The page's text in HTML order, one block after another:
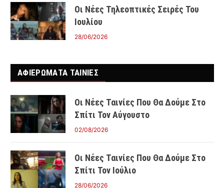
Οι Νέες Τηλεοπτικές Σειρές Του
Ιουλίου
28/06/2026
ΑΦΙΕΡΩΜΑΤΑ ΤΑΙΝΊΕΣ
Οι Νέες Ταινίες Που Θα Δούμε Στο
Σπίτι Τον Αύγουστο
02/08/2026
Οι Νέες Ταινίες Που Θα Δούμε Στο
Σπίτι Τον Ιούλιο
28/06/2026